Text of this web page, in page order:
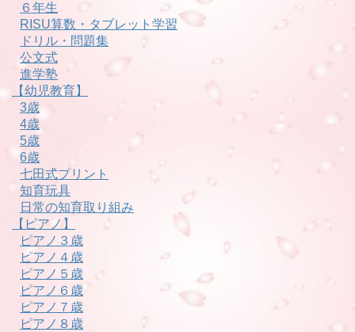
６年生
RISU算数・タブレット学習
ドリル・問題集
公文式
進学塾
【幼児教育】
3歳
4歳
5歳
6歳
七田式プリント
知育玩具
日常の知育取り組み
【ピアノ】
ピアノ３歳
ピアノ４歳
ピアノ５歳
ピアノ６歳
ピアノ７歳
ピアノ８歳